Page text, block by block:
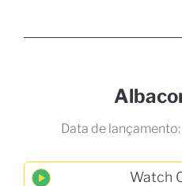
Data de